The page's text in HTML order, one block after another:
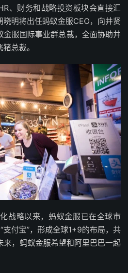
、财务和战略投资板块会直接汇
明将出任蚂蚁金服CEO，向井贤
金服国际事业群总裁，全面协助井
总裁。
战略以来，蚂蚁金服已在全球市
付宝”，形成全球1+9的布局，共
来，蚂蚁金服希望和阿里巴巴一起